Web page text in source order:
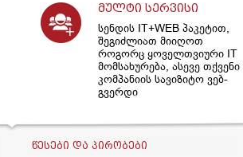
მულტი სერვისი
სენდის IT+WEB პაკეტით,
შეგიძლიათ მიიღოთ
როგორც ყოველთვიური IT
მომსახურება, ასევე თქვენი
კომპანიის სავიზიტო ვებ-
გვერდი
ᲬᲔᲡᲔᲑᲘ ᲓᲐ ᲞᲘᲠᲝᲑᲔᲑᲘ